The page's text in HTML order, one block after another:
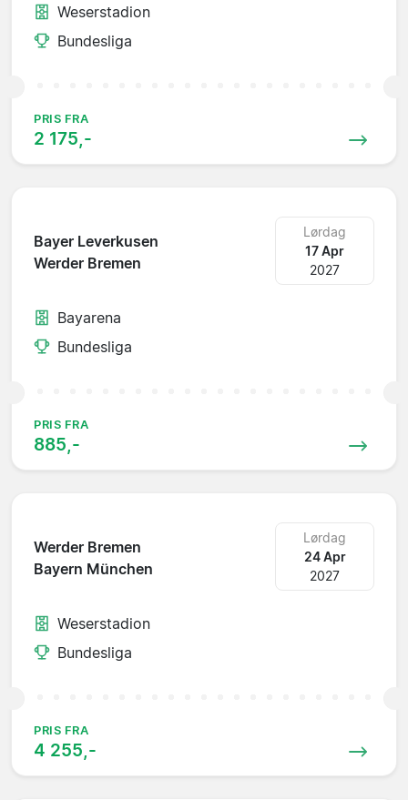
Weserstadion
Bundesliga
PRIS FRA
2 175,-
Bayer Leverkusen
Werder Bremen
Lørdag
17 Apr
2027
Bayarena
Bundesliga
PRIS FRA
885,-
Werder Bremen
Bayern München
Lørdag
24 Apr
2027
Weserstadion
Bundesliga
PRIS FRA
4 255,-